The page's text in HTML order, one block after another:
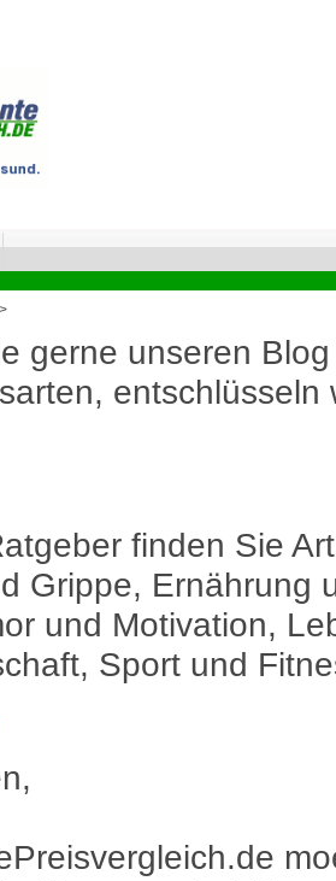
gerne unseren
entschlüsseln
finden Sie
Grippe, Ernährung
und Motivation,
Sport und